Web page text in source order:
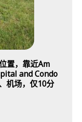
置，靠近Am
and Condo
机场，仅10分